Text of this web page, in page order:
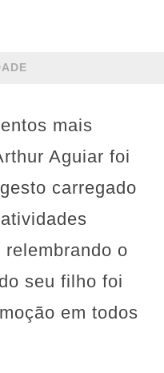
mais
Aguiar foi
carregado
o
seu filho foi
em todos